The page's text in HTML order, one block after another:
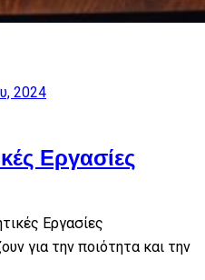
2024
Εργασίες
Εργασίες
για την ποιότητα και την